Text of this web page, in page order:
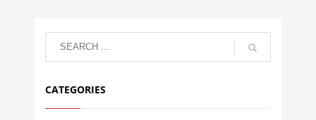
CATEGORIES